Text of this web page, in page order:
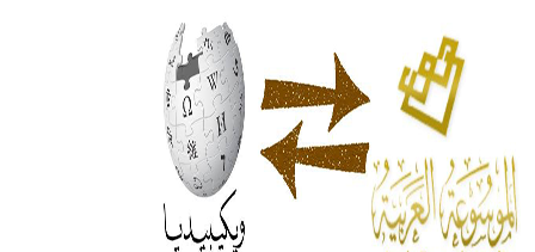
الحكم، الأدلة، تنظيم التغذية، ورسالته في جروح الرأس. ويعود
له الفضل بأنه حرر الطب من الدين والفلسفة.
- هل تعلم أن المرجان إفراز حيواني يتكون في البحر ويتركب
من مادة كربونات الكلسيوم، وهو أحمر أو شديد الحمرة وهو
أجود أنواعه، ويمتاز بكبر الحجم ويسمى الش